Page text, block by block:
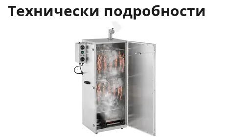
Технически подробности